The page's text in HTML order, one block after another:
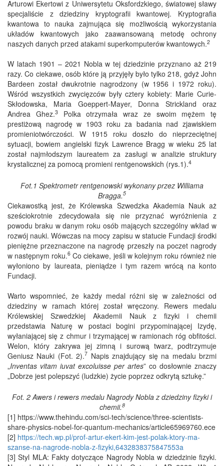
Arturowi Ekertowi z Uniwersytetu Oksfordzkiego, światowej sławy
specjaliście z dziedziny kryptografii kwantowej. Kryptografia
kwantowa to nauka zajmująca się możliwością wykorzystania
układów kwantowych jako zaawansowaną metodę ochrony
naszych danych przed atakami superkomputerów kwantowych.2
W latach 1901 – 2021 Nobla w tej dziedzinie przyznano aż 219
razy. Co ciekawe, osób które ją przyjęły było tylko 218, gdyż John
Bardeen został dwukrotnie nagrodzony (w 1956 i 1972 roku).
Wśród wszystkich zwycięzców były cztery kobiety: Marie Curie-
Skłodowska, Maria Goeppert-Mayer, Donna Strickland oraz
Andrea Ghez.3Polka otrzymała wraz ze swoim mężem tę
prestiżową nagrodę w 1903 roku za badania nad zjawiskiem
promieniotwórczości. W 1915 roku doszło do nieprzeciętnej
sytuacji, bowiem angielski fizyk Lawrence Bragg w wieku 25 lat
został najmłodszym laureatem za zasługi w analizie struktury
krystalicznej za pomocą promieni rentgenowskich (rys.1).4
Fot.1 Spektrometr rentgenowski wykonany przez Williama
Bragga.5
Ciekawostką jest, że Królewska Szwedzka Akademia Nauk aż
sześciokrotnie zdecydowała się nie przyznać wyróżnienia z
powodu braku w danym roku osób mających szczególny wkład w
rozwój nauki. Wówczas na mocy zapisu w statucie Fundacji środki
pieniężne przeznaczone na nagrodę przeszły na poczet nagrody
w następnym roku.6 Co ciekawe, jeśli w kolejnym roku również nie
wyłoniono by laureata, pieniądze i tym razem wrócą na konto
Fundacji.
Warto wspomnieć, że każdy medal różni się w zależności od
dziedziny w ramach której został wręczony. Rewers medalu
Królewskiej Szwedzkiej Akademii Nauk z fizyki i chemii
przedstawia Naturę w postaci bogini przypominającej Izydę,
wyłaniającej się z chmur i trzymającej w ramionach róg obfitości.
Welon, który zakrywa jej zimną i surową twarz, podtrzymuje
Geniusz Nauki (Fot. 2).7 Napis znajdujący się na medalu brzmi
„Inventas vitam iuvat excoluisse per artes” co dosłownie znaczy
„Dobrze jest polepszyć (ludzkie) życie poprzez odkrytą sztukę.”
Fot. 2 Awers i rewers medalu Nagrody Nobla z dziedziny fizyki i
chemii.8
[1] https://www.thehindu.com/sci-tech/science/three-scientists-
share-physics-nobel-for-quantum-mechanics/article65969760.ece
[2] https://tech.wp.pl/prof-artur-ekert-kim-jest-polak-ktory-ma-
szanse-na-nagrode-nobla-z-fizyki,6432838375847553a
[3] Styl MLA: Fakty dotyczące Nagrody Nobla w dziedzinie fizyki.